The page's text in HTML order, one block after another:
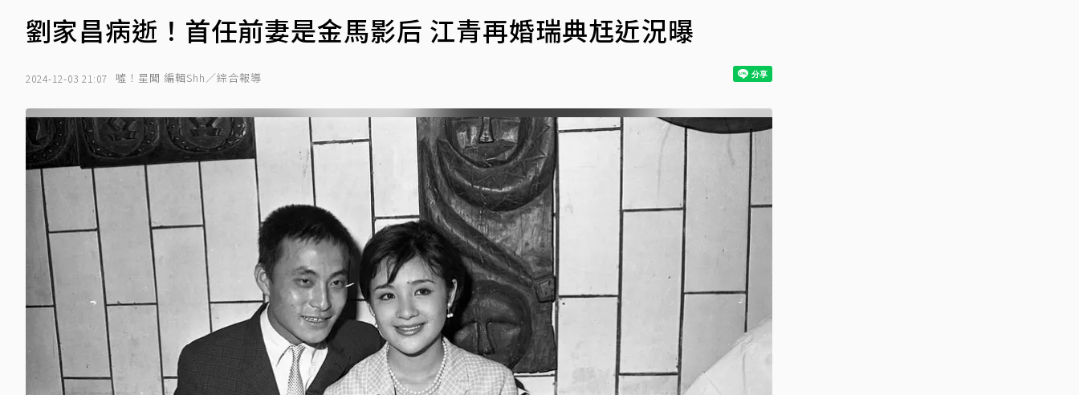
劉家昌病逝！首任前妻是金馬影后 江青再婚瑞典尪近況曝
2024-12-03 21:07 噓！星聞 編輯Shh／綜合報導